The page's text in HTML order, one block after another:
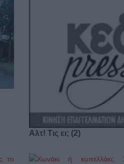
Αλτ! Τις ει; (2)